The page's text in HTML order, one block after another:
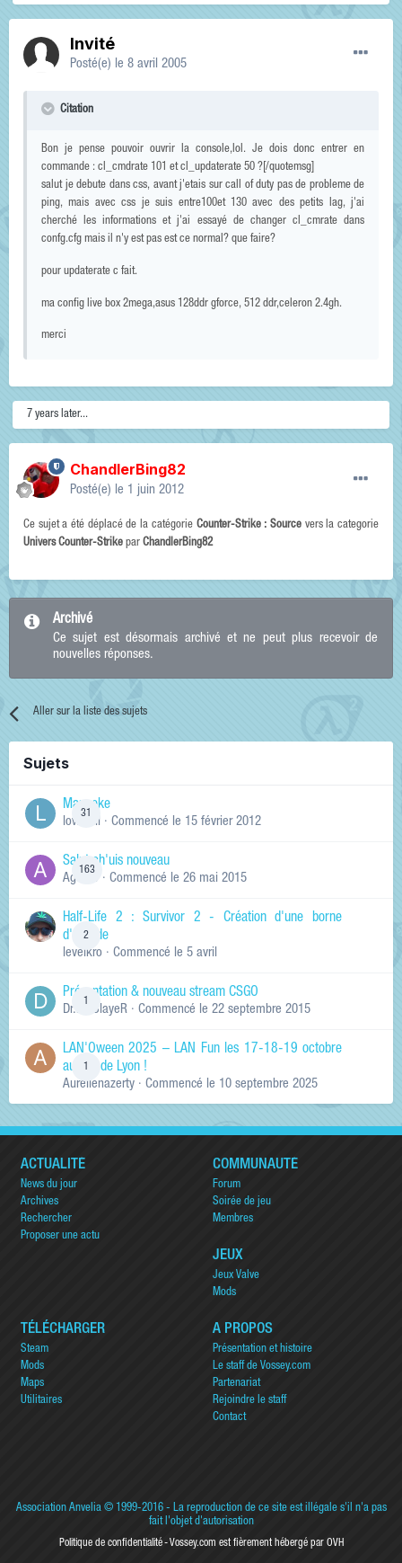
Invité
Posté(e) le 8 avril 2005
Citation
Bon je pense pouvoir ouvrir la console,lol. Je dois donc entrer en
commande : cl_cmdrate 101 et cl_updaterate 50 ?[/quotemsg]
salut je debute dans css, avant j'etais sur call of duty pas de probleme de
ping, mais avec css je suis entre100et 130 avec des petits lag, j'ai
cherché les informations et j'ai essayé de changer cl_cmrate dans
confg.cfg mais il n'y est pas est ce normal? que faire?
pour updaterate c fait.
ma config live box 2mega,asus 128ddr gforce, 512 ddr,celeron 2.4gh.
merci
7 years later...
ChandlerBing82
Posté(e) le 1 juin 2012
Ce sujet a été déplacé de la catégorie Counter-Strike : Sourcevers la categorie
Univers Counter-Strike par ChandlerBing82
Archivé
Ce sujet est désormais archivé et ne peut plus recevoir de
nouvelles réponses.
Aller sur la liste des sujets
Sujets
31
Manneke
lowskill · Commencé le 15 février 2012
163
Salut ch'uis nouveau
Ag0Nie · Commencé le 26 mai 2015
2
Half-Life 2 : Survivor 2 - Création d'une borne
d'arcade
levelkro · Commencé le 5 avril
Présentation & nouveau stream CSGO
Dr.KinSlayeR · Commencé le 22 septembre 2015
LAN'Oween 2025 – LAN Fun les 17-18-19 octobre
au sud de Lyon !
Aurelienazerty · Commencé le 10 septembre 2025
ACTUALITÉ
News du jour
Archives
Rechercher
Proposer une actu
COMMUNAUTÉ
Forum
Soirée de jeu
Membres
JEUX
Jeux Valve
Mods
TÉLÉCHARGER
Steam
Mods
Maps
Utilitaires
A PROPOS
Présentation et histoire
Le staff de Vossey.com
Partenariat
Rejoindre le staff
Contact
Association Anvelia© 1999-2016 - La reproduction de ce site est illégale s'il n'a pas
fait l'objet d'autorisation
Politique de confidentialité Vossey.com est fièrement hébergé par OVH